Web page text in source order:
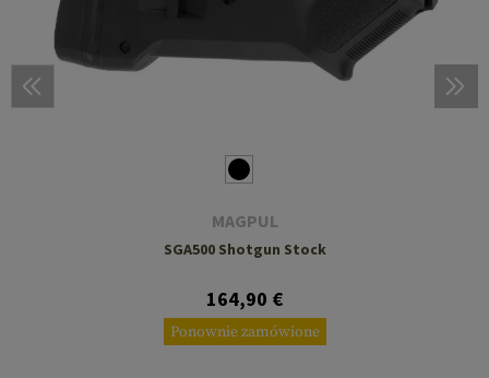
MAGPUL
SGA500 Shotgun Stock
164,90 €
Ponownie zamówione